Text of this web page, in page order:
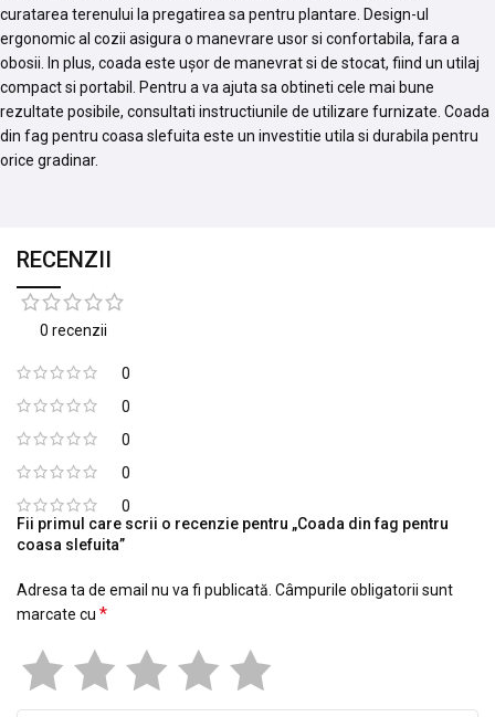
curatarea terenului la pregatirea sa pentru plantare. Design-ul
ergonomic al cozii asigura o manevrare usor si confortabila, fara a
obosii. In plus, coada este ușor de manevrat si de stocat, fiind un utilaj
compact si portabil. Pentru a va ajuta sa obtineti cele mai bune
rezultate posibile, consultati instructiunile de utilizare furnizate. Coada
din fag pentru coasa slefuita este un investitie utila si durabila pentru
orice gradinar.
RECENZII
0 recenzii
0
0
0
0
0
Fii primul care scrii o recenzie pentru „Coada din fag pentru
coasa slefuita”
Adresa ta de email nu va fi publicată. Câmpurile obligatorii sunt
marcate cu *